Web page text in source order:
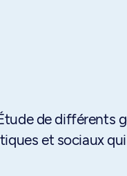
de différents
et sociaux